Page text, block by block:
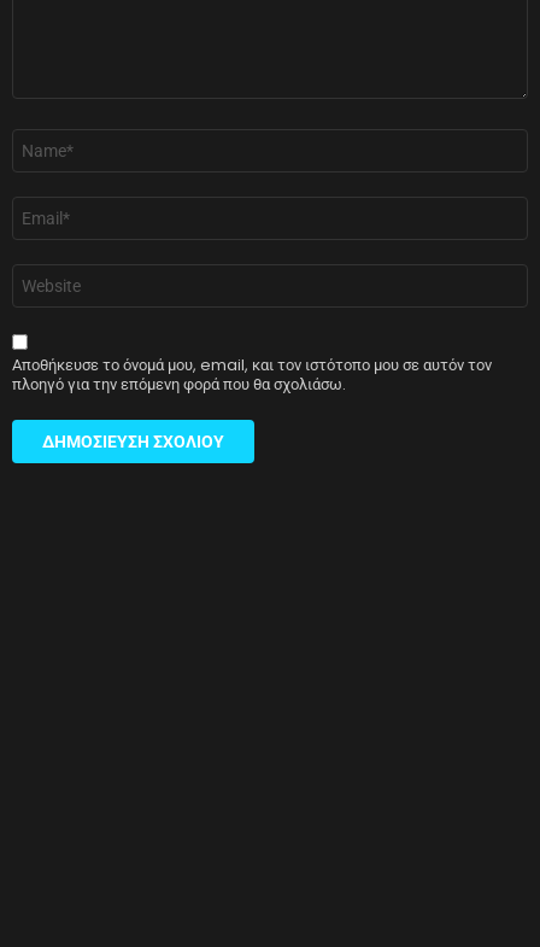
Όνομα
Email
Ιστότοπος
Αποθήκευσε το όνομά μου, email, και τον ιστότοπο μου σε αυτόν τον
πλοηγό για την επόμενη φορά που θα σχολιάσω.